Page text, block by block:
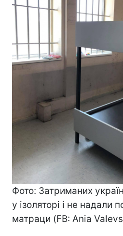
Фото: Затриманих
у ізоляторі і не надали
матраци (FB: Ania